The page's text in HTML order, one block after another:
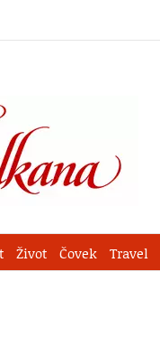
Život Čovek Travel